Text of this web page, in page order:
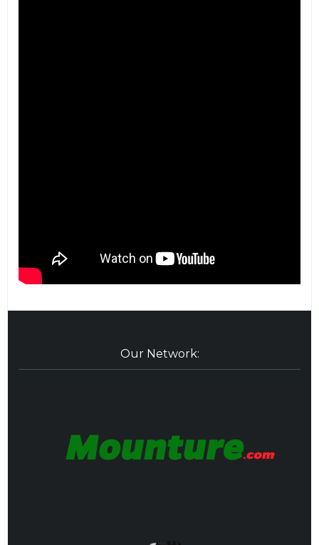
Our Network: